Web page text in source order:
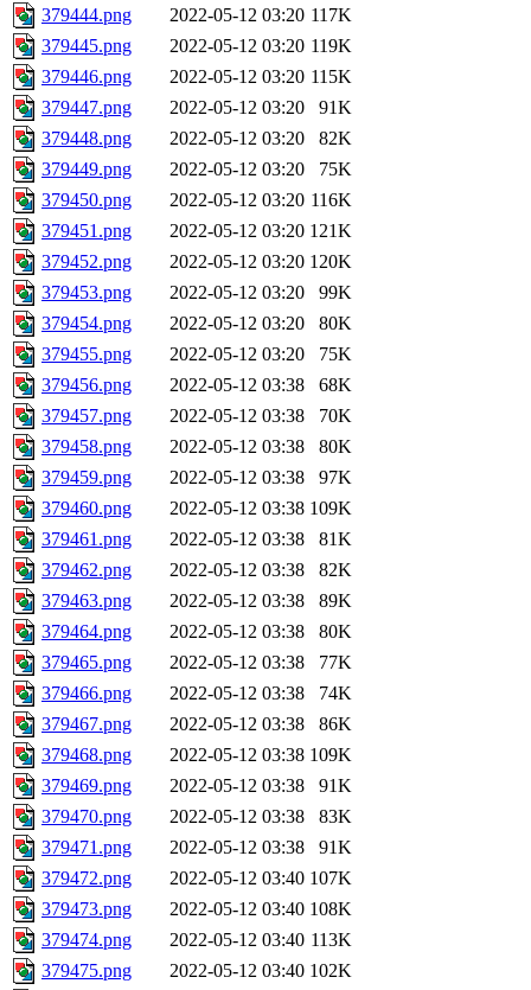
379444.png
2022-05-12 03:20 117K
379445.png
2022-05-12 03:20 119K
379446.png
2022-05-12 03:20 115K
379447.png
2022-05-12 03:20
91K
379448.png
2022-05-12 03:20
82K
379449.png
2022-05-12 03:20
75K
379450.png
2022-05-12 03:20 116K
379451.png
2022-05-12 03:20 121K
379452.png
2022-05-12 03:20 120K
379453.png
2022-05-12 03:20
99K
379454.png
2022-05-12 03:20
80K
379455.png
2022-05-12 03:20
75K
379456.png
2022-05-12 03:38
68K
379457.png
2022-05-12 03:38
70K
379458.png
2022-05-12 03:38
80K
379459.png
2022-05-12 03:38
97K
379460.png
2022-05-12 03:38 109K
379461.png
2022-05-12 03:38
81K
379462.png
2022-05-12 03:38
82K
379463.png
2022-05-12 03:38
89K
379464.png
2022-05-12 03:38
80K
379465.png
2022-05-12 03:38
77K
379466.png
2022-05-12 03:38
74K
379467.png
2022-05-12 03:38
86K
379468.png
2022-05-12 03:38 109K
379469.png
2022-05-12 03:38
91K
379470.png
2022-05-12 03:38
83K
379471.png
2022-05-12 03:38
91K
379472.png
2022-05-12 03:40 107K
379473.png
2022-05-12 03:40 108K
379474.png
2022-05-12 03:40 113K
379475.png
2022-05-12 03:40 102K